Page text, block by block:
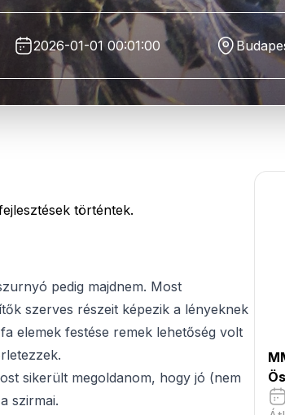
2026-01-01 00:01:00
történtek.
pedig majdnem. Most
szerves részeit képezik a lényeknek
elemek festése remek lehetőség volt
sikerült megoldanom, hogy jó (nem
szirmai.